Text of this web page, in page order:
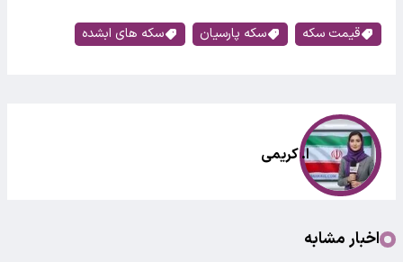
قیمت سکه سکه پارسیان سکه های ابشده
ا. کریمی
اخبار مشابه